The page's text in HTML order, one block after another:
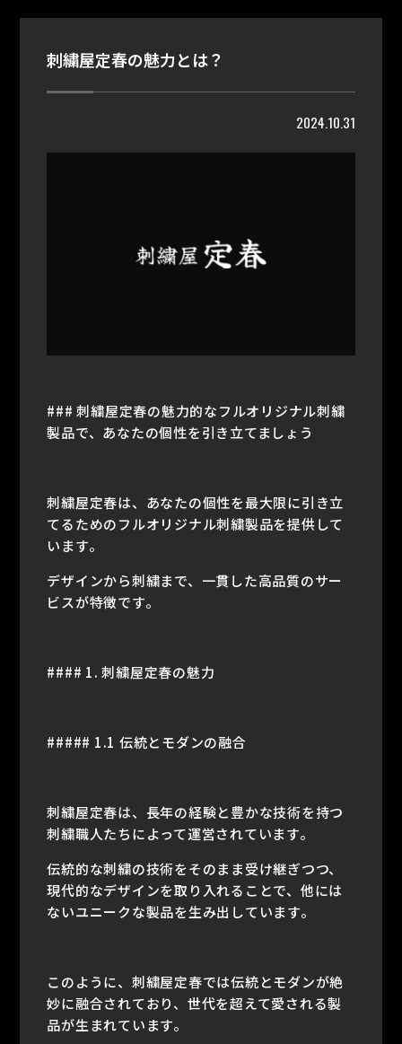
刺繍屋定春の魅力とは？
2024.10.31
### 刺繍屋定春の魅力的なフルオリジナル刺繍
製品で、あなたの個性を引き立てましょう
刺繍屋定春は、あなたの個性を最大限に引き立
てるためのフルオリジナル刺繍製品を提供して
います。
デザインから刺繍まで、一貫した高品質のサー
ビスが特徴です。
#### 1. 刺繍屋定春の魅力
##### 1.1 伝統とモダンの融合
刺繍屋定春は、長年の経験と豊かな技術を持つ
刺繍職人たちによって運営されています。
伝統的な刺繍の技術をそのまま受け継ぎつつ、
現代的なデザインを取り入れることで、他には
ないユニークな製品を生み出しています。
このように、刺繍屋定春では伝統とモダンが絶
妙に融合されており、世代を超えて愛される製
品が生まれています。